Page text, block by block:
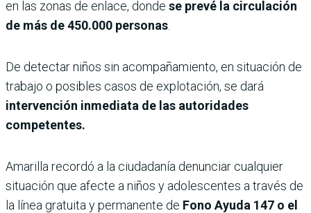
en las zonas de enlace, donde se prevé la circulación
de más de 450.000 personas
De detectar niños sin acompañamiento, en situación de
trabajo o posibles casos de explotación, se dará
intervención inmediata de las autoridades
competentes.
Amarilla recordó a la ciudadanía denunciar cualquier
situación que afecte a niños y adolescentes a través de
la línea gratuita y permanente de Fono Ayuda 147 o el